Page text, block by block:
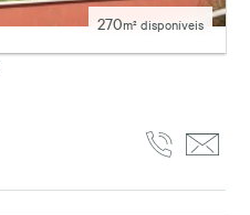
270m² disponíveis